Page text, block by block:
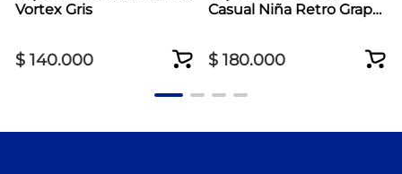
Vortex Gris
$ 140.000
Casual Niña Retro Graph
$ 180.000